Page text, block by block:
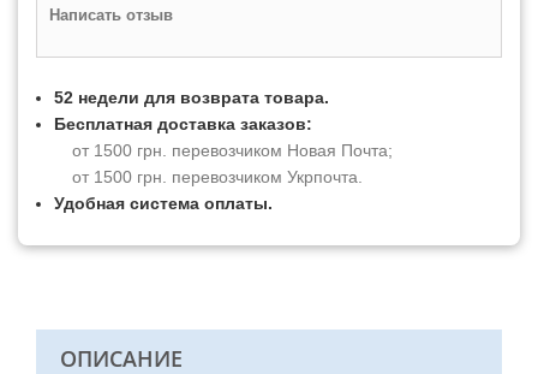
Написать отзыв
52 недели для возврата товара.
Бесплатная доставка заказов:
от 1500 грн. перевозчиком Новая Почта;
от 1500 грн. перевозчиком Укрпочта.
Удобная система оплаты.
ОПИСАНИЕ